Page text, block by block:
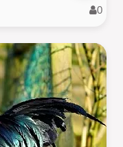
0